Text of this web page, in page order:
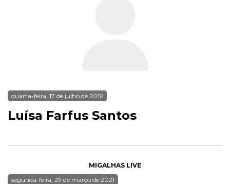
quarta-feira, 17 de julho de 2019
Luísa Farfus Santos
MIGALHAS LIVE
segunda-feira, 29 de março de 2021